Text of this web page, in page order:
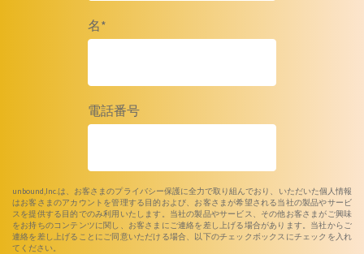
名*
電話番号
unbound,Inc.は、お客さまのプライバシー保護に全力で取り組んでおり、いただいた個人情報
はお客さまのアカウントを管理する目的および、お客さまが希望される当社の製品やサービ
スを提供する目的でのみ利用いたします。当社の製品やサービス、その他お客さまがご興味
をお持ちのコンテンツに関し、お客さまにご連絡を差し上げる場合があります。当社からご
連絡を差し上げることにご同意いただける場合、以下のチェックボックスにチェックを入れ
てください。